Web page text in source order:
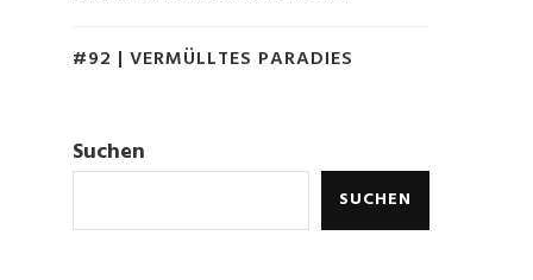
#92 | VERMÜLLTES PARADIES
Suchen
SUCHEN